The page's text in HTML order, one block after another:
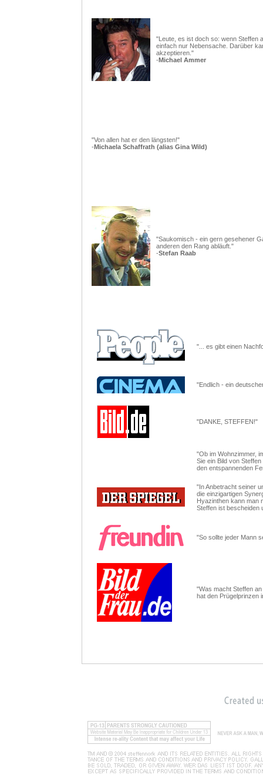
"Leute, es ist doch so: wenn Steffen
einfach nur Nebensache. Darüber
akzeptieren."
-Michael Ammer
"Von allen hat er den längsten!"
-Michaela Schaffrath (alias Gina Wild)
"Saukomisch - ein gern gesehener
anderen den Rang abläuft."
-Stefan Raab
"... es gibt einen
"Endlich - ein
"DANKE, STEFFEN!"
"Ob im Wohnzimmer,
Sie ein Bild von
den entspannenden
"In Anbetracht seiner
die einzigartigen
Hyazinthen kann man
Steffen ist bescheiden
"So sollte jeder Mann
"Was macht Steffen
hat den Prügelprinzen